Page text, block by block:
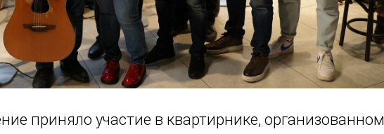
приняло участие в квартирнике, организованном